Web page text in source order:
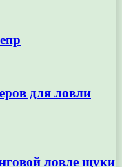
для ловли
ловле щуки